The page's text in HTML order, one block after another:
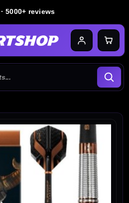
5000+ reviews